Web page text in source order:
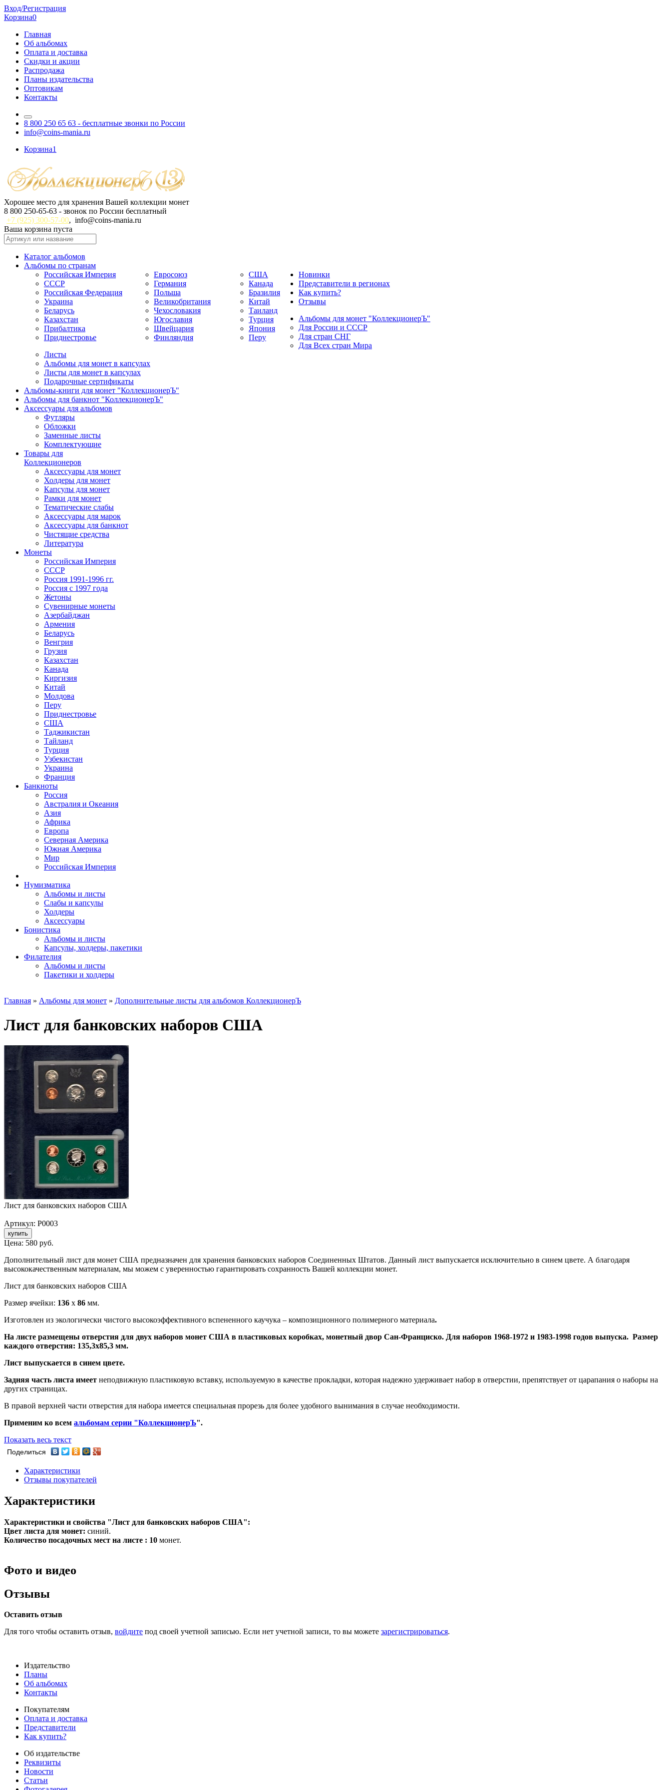
Вход/Регистрация
Корзина0
Главная
Об альбомах
Оплата и доставка
Скидки и акции
Распродажа
Планы издательства
Оптовикам
Контакты
8 800 250 65 63 - бесплатные звонки по России
info@coins-mania.ru
Корзина1
Хорошее место для хранения Вашей коллекции монет
8 800 250-65-63 - звонок по России бесплатный
+7 (925) 300-57-00, info@coins-mania.ru
Ваша корзина пуста
Каталог альбомов
Альбомы по странам
Российская Империя
СССР
Российская Федерация
Украина
Беларусь
Казахстан
Прибалтика
Приднестровье
Евросоюз
Германия
Польша
Великобритания
Чехословакия
Югославия
Швейцария
Финляндия
США
Канада
Бразилия
Китай
Таиланд
Турция
Япония
Перу
Новинки
Представители в регионах
Как купить?
Отзывы
Альбомы для монет "КоллекционерЪ"
Для России и СССР
Для стран СНГ
Для Всех стран Мира
Листы
Альбомы для монет в капсулах
Листы для монет в капсулах
Подарочные сертификаты
Альбомы-книги для монет "КоллекционерЪ"
Альбомы для банкнот "КоллекционерЪ"
Аксессуары для альбомов
Футляры
Обложки
Заменные листы
Комплектующие
Товары для
Коллекционеров
Аксессуары для монет
Холдеры для монет
Капсулы для монет
Рамки для монет
Тематические слабы
Аксессуары для марок
Аксессуары для банкнот
Чистящие средства
Литература
Монеты
Российская Империя
СССР
Россия 1991-1996 гг.
Россия с 1997 года
Жетоны
Сувенирные монеты
Азербайджан
Армения
Беларусь
Венгрия
Грузия
Казахстан
Канада
Киргизия
Китай
Молдова
Перу
Приднестровье
США
Таджикистан
Тайланд
Турция
Узбекистан
Украина
Франция
Банкноты
Россия
Австралия и Океания
Азия
Африка
Европа
Северная Америка
Южная Америка
Мир
Российская Империя
Нумизматика
Альбомы и листы
Слабы и капсулы
Холдеры
Аксессуары
Бонистика
Альбомы и листы
Капсулы, холдеры, пакетики
Филателия
Альбомы и листы
Пакетики и холдеры
Главная » Альбомы для монет » Дополнительные листы для альбомов КоллекционерЪ
Лист для банковских наборов США
Лист для банковских наборов США
Артикул: P0003
Цена: 580 руб.
Дополнительный лист для монет США предназначен для хранения банковских наборов Соединенных Штатов. Данный лист выпускается исключительно в синем цвете. А благодаря
высококачественным материалам, мы можем с уверенностью гарантировать сохранность Вашей коллекции монет.
Лист для банковских наборов США
Размер ячейки: 136 х 86 мм.
Изготовлен из экологически чистого высокоэффективного вспененного каучука – композиционного полимерного материала.
На листе размещены отверстия для двух наборов монет США в пластиковых коробках, монетный двор Сан-Франциско. Для наборов 1968-1972 и 1983-1998 годов выпуска. Размер
каждого отверстия: 135,3х85,3 мм.
Лист выпускается в синем цвете.
Задняя часть листа имеет неподвижную пластиковую вставку, используемую в качестве прокладки, которая надежно удерживает набор в отверстии, препятствует от царапания о наборы на
других страницах.
В правой верхней части отверстия для набора имеется специальная прорезь для более удобного вынимания в случае необходимости.
Применим ко всем альбомам серии "КоллекционерЪ".
Показать весь текст
Поделиться
Характеристики
Отзывы покупателей
Характеристики
Характеристики и свойства "Лист для банковских наборов США":
Цвет листа для монет: синий.
Количество посадочных мест на листе : 10 монет.
Фото и видео
Отзывы
Оставить отзыв
Для того чтобы оставить отзыв, войдите под своей учетной записью. Если нет учетной записи, то вы можете зарегистрироваться.
Издательство
Планы
Об альбомах
Контакты
Покупателям
Оплата и доставка
Представители
Как купить?
Об издательстве
Реквизиты
Новости
Статьи